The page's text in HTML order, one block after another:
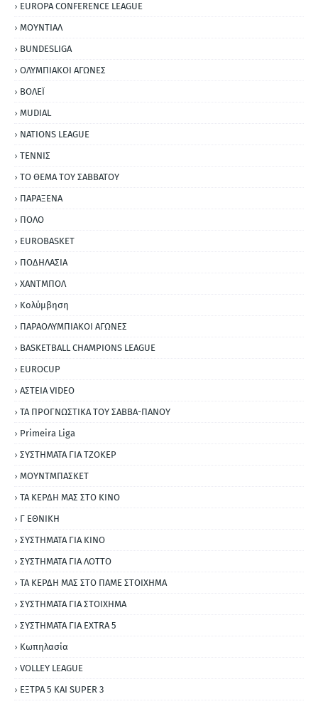
EUROPA CONFERENCE LEAGUE
ΜΟΥΝΤΙΑΛ
BUNDESLIGA
ΟΛΥΜΠΙΑΚΟΙ ΑΓΩΝΕΣ
ΒΟΛΕΪ
MUDIAL
NATIONS LEAGUE
ΤΕΝΝΙΣ
ΤΟ ΘΕΜΑ ΤΟΥ ΣΑΒΒΑΤΟΥ
ΠΑΡΑΞΕΝΑ
ΠΟΛΟ
EUROBASKET
ΠΟΔΗΛΑΣΙΑ
ΧΑΝΤΜΠΟΛ
Κολύμβηση
ΠΑΡΑΟΛΥΜΠΙΑΚΟΙ ΑΓΩΝΕΣ
BASKETBALL CHAMPIONS LEAGUE
EUROCUP
ΑΣΤΕΙΑ VIDEO
ΤΑ ΠΡΟΓΝΩΣΤΙΚΑ ΤΟΥ ΣΑΒΒΑ-ΠΑΝΟΥ
Primeira Liga
ΣΥΣΤΗΜΑΤΑ ΓΙΑ ΤΖΟΚΕΡ
ΜΟΥΝΤΜΠΑΣΚΕΤ
ΤΑ ΚΕΡΔΗ ΜΑΣ ΣΤΟ ΚΙΝΟ
Γ ΕΘΝΙΚΗ
ΣΥΣΤΗΜΑΤΑ ΓΙΑ ΚΙΝΟ
ΣΥΣΤΗΜΑΤΑ ΓΙΑ ΛΟΤΤΟ
ΤΑ ΚΕΡΔΗ ΜΑΣ ΣΤΟ ΠΑΜΕ ΣΤΟΙΧΗΜΑ
ΣΥΣΤΗΜΑΤΑ ΓΙΑ ΣΤΟΙΧΗΜΑ
ΣΥΣΤΗΜΑΤΑ ΓΙΑ ΕΧΤRΑ 5
Κωπηλασία
VOLLEY LEAGUE
ΕΞΤΡΑ 5 ΚΑΙ SUPER 3